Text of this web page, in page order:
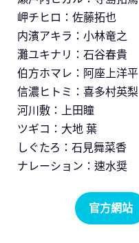
岬チヒロ：佐藤拓也
内濱アキラ：小林竜之
灘ユキナリ：石谷春貴
伯方ホマレ：阿座上洋平
信濃ヒトミ：喜多村英梨
河川敷：上田瞳
ツギコ：大地 葉
しぐたろ：石見舞菜香
ナレーション：速水奨
官方網站